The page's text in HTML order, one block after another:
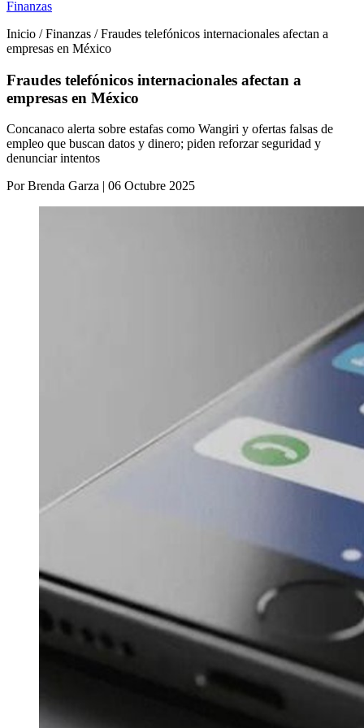
Finanzas
Inicio / Finanzas / Fraudes telefónicos internacionales afectan a
empresas en México
Fraudes telefónicos internacionales afectan a
empresas en México
Concanaco alerta sobre estafas como Wangiri y ofertas falsas de
empleo que buscan datos y dinero; piden reforzar seguridad y
denunciar intentos
Por Brenda Garza | 06 Octubre 2025